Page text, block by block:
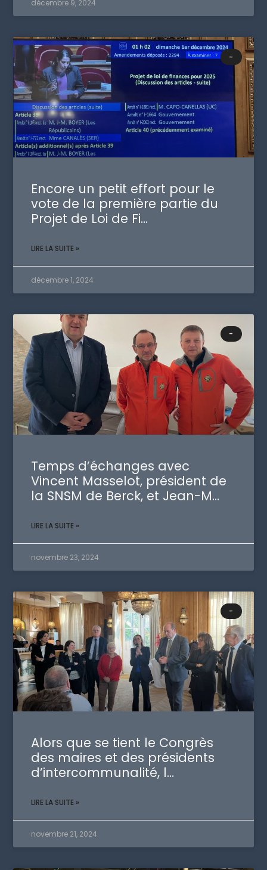
décembre 9, 2024
-
Encore un petit effort pour le
vote de la première partie du
Projet de Loi de Fi…
LIRE LA SUITE »
décembre 1, 2024
-
Temps d’échanges avec
Vincent Masselot, président de
la SNSM de Berck, et Jean-M…
LIRE LA SUITE »
novembre 23, 2024
-
Alors que se tient le Congrès
des maires et des présidents
d’intercommunalité, l…
LIRE LA SUITE »
novembre 21, 2024